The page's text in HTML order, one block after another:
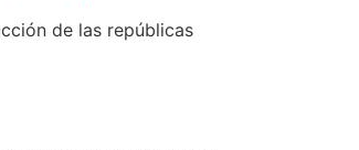
de las repúblicas